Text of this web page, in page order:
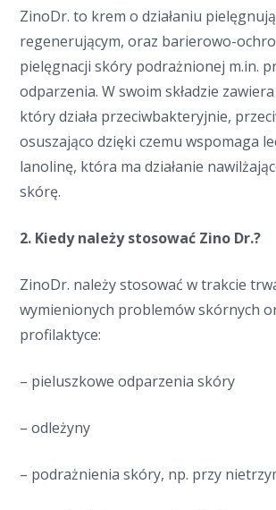
ZinoDr. to krem o działaniu
regenerującym, oraz barierowo-
pielęgnacji skóry podrażnionej m.in.
odparzenia. W swoim składzie
który działa przeciwbakteryjnie,
osuszająco dzięki czemu wspomaga
lanolinę, która ma działanie
skórę.
2. Kiedy należy stosować Zino Dr.?
ZinoDr. należy stosować w trakcie
wymienionych problemów skórnych
profilaktyce:
– pieluszkowe odparzenia skóry
– odleżyny
– podrażnienia skóry, np. przy